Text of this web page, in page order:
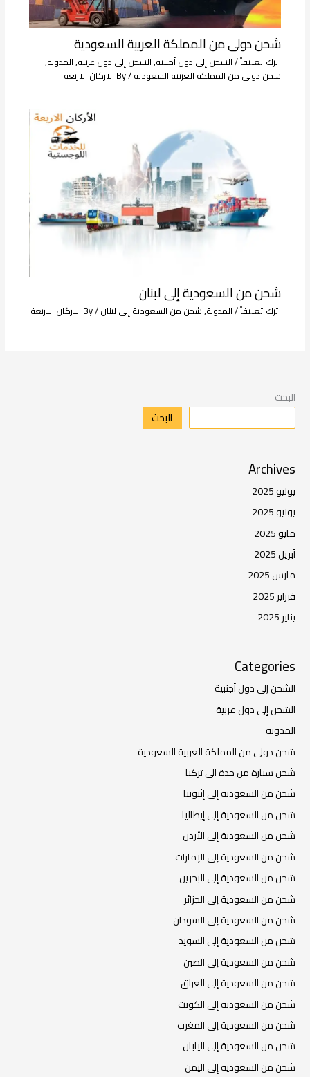
شحن دولى من المملكة العربية السعودية
اترك تعليقاً/الشحن إلى دول أجنبية,الشحن إلى دول عربية,المدونة,
شحن دولى من المملكة العربية السعودية/ By الاركان الاربعة
شحن من السعودية إلى لبنان
اترك تعليقاً/المدونة,شحن من السعودية إلى لبنان/ By الاركان الاربعة
البحث
البحث
Archives
يوليو 2025
يونيو 2025
مايو 2025
أبريل 2025
مارس 2025
فبراير 2025
يناير 2025
Categories
الشحن إلى دول أجنبية
الشحن إلى دول عربية
المدونة
شحن دولى من المملكة العربية السعودية
شحن سيارة من جدة الى تركيا
شحن من السعودية إلى إثيوبيا
شحن من السعودية إلى إيطاليا
شحن من السعودية إلى الأردن
شحن من السعودية إلى الإمارات
شحن من السعودية إلى البحرين
شحن من السعودية إلى الجزائر
شحن من السعودية إلى السودان
شحن من السعودية إلى السويد
شحن من السعودية إلى الصين
شحن من السعودية إلى العراق
شحن من السعودية إلى الكويت
شحن من السعودية إلى المغرب
شحن من السعودية إلى اليابان
شحن من السعودية إلى اليمن